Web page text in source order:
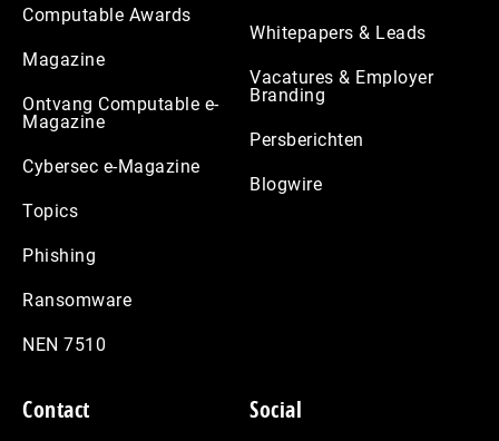
Computable Awards
Magazine
Ontvang Computable e-
Magazine
Cybersec e-Magazine
Topics
Phishing
Ransomware
NEN 7510
Whitepapers & Leads
Vacatures & Employer
Branding
Persberichten
Blogwire
Contact Social